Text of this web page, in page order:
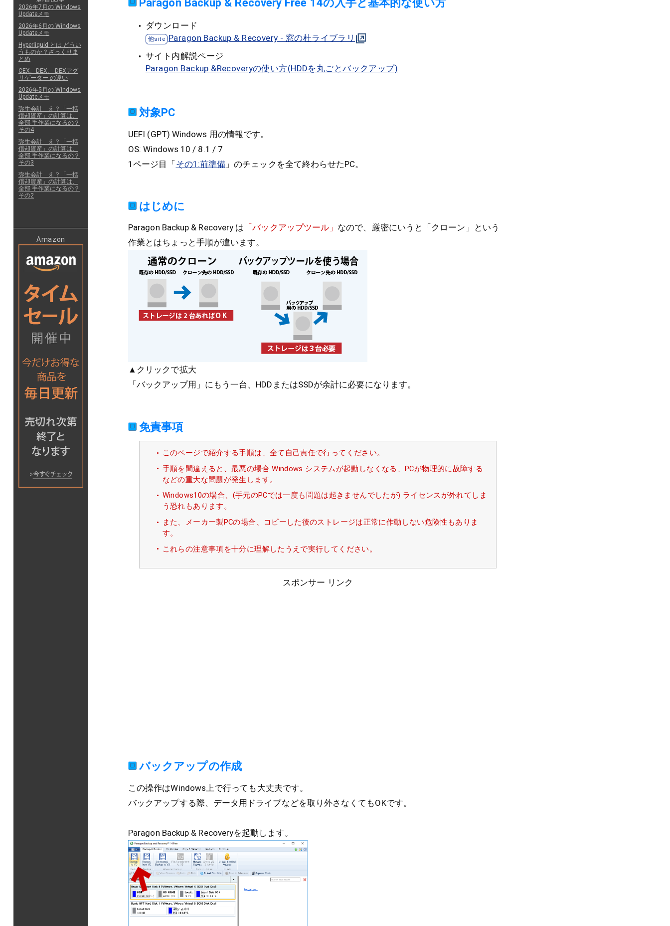
Paragon Backup & Recovery Free 14の入手と基本的な使い方
ダウンロード
Paragon Backup & Recovery - 窓の杜ライブラリ
サイト内解説ページ
Paragon Backup &Recoveryの使い方(HDDを丸ごとバックアップ)
対象PC
UEFI (GPT) Windows 用の情報です。
OS: Windows 10 / 8.1 / 7
1ページ目「その1:前準備 」のチェックを全て終わらせたPC。
はじめに
Paragon Backup & Recovery は 「バックアップツール」 なので、厳密にいうと「クローン」という
作業とはちょっと手順が違います。
▲クリックで拡大
「バックアップ用」にもう一台、HDDまたはSSDが余計に必要になります。
免責事項
このページで紹介する手順は、全て自己責任で行ってください。
手順を間違えると、最悪の場合 Windows システムが起動しなくなる、PCが物理的に故障する
などの重大な問題が発生します。
Windows10の場合、(手元のPCでは一度も問題は起きませんでしたが) ライセンスが外れてしま
う恐れもあります。
また、メーカー製PCの場合、コピーした後のストレージは正常に作動しない危険性もありま
す。
これらの注意事項を十分に理解したうえで実行してください。
スポンサー リンク
バックアップの作成
この操作はWindows上で行っても大丈夫です。
バックアップする際、データ用ドライブなどを取り外さなくてもOKです。
Paragon Backup & Recoveryを起動します。
2026年7月の Windows
Updateメモ
2026年6月の Windows
Updateメモ
Hyperliquid とは どうい
うものか？ざっくりま
とめ
CEX、DEX、 DEXアグ
リゲーター の違い
2026年5月の Windows
Updateメモ
弥生会計 え？「一括
償却資産」の計算は、
全部 手作業になるの？
その4
弥生会計 え？「一括
償却資産」の計算は、
全部 手作業になるの？
その3
弥生会計 え？「一括
償却資産」の計算は、
全部 手作業になるの？
その2
Amazon